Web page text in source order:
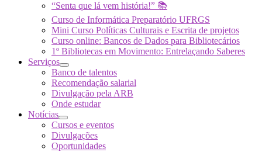
“Senta que lá vem história!” 📚
Curso de Informática Preparatório UFRGS
Mini Curso Políticas Culturais e Escrita de projetos
Curso online: Bancos de Dados para Bibliotecários
1º Bibliotecas em Movimento: Entrelaçando Saberes
Serviços
Banco de talentos
Recomendação salarial
Divulgação pela ARB
Onde estudar
Notícias
Cursos e eventos
Divulgações
Oportunidades